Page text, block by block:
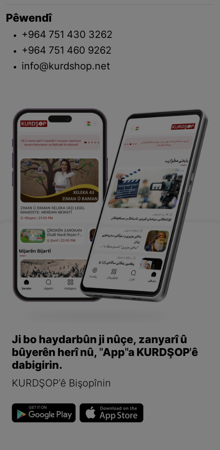
Pêwendî
+964 751 430 3262
+964 751 460 9262
info@kurdshop.net
Ji bo haydarbûn ji nûçe, zanyarî û
bûyerên herî nû, "App"a KURDŞOP'ê
dabigirin.
KURDŞOP'ê Bişopînin